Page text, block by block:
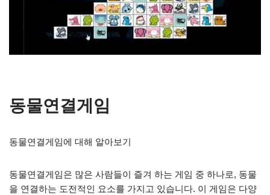
동물연결게임
동물연결게임에 대해 알아보기
동물연결게임은 많은 사람들이 즐겨 하는 게임 중 하나로, 동물
을 연결하는 도전적인 요소를 가지고 있습니다. 이 게임은 다양